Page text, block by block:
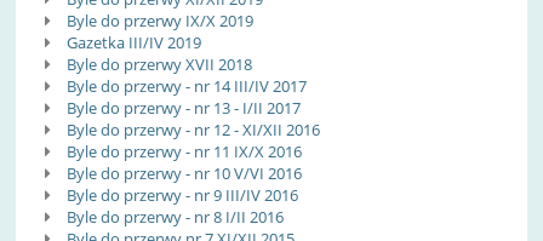
Byle do przerwy IX/X 2019
Gazetka III/IV 2019
Byle do przerwy XVII 2018
Byle do przerwy - nr 14 III/IV 2017
Byle do przerwy - nr 13 - I/II 2017
Byle do przerwy - nr 12 - XI/XII 2016
Byle do przerwy - nr 11 IX/X 2016
Byle do przerwy - nr 10 V/VI 2016
Byle do przerwy - nr 9 III/IV 2016
Byle do przerwy - nr 8 I/II 2016